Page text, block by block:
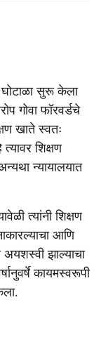
घोटाळा सुरू केला
गोवा फॉरवर्डचे
खाते स्वतः
शिक्षण
न्यायालयात
त्यांनी शिक्षण
आणि
झाल्याचा
कायमस्वरूपी